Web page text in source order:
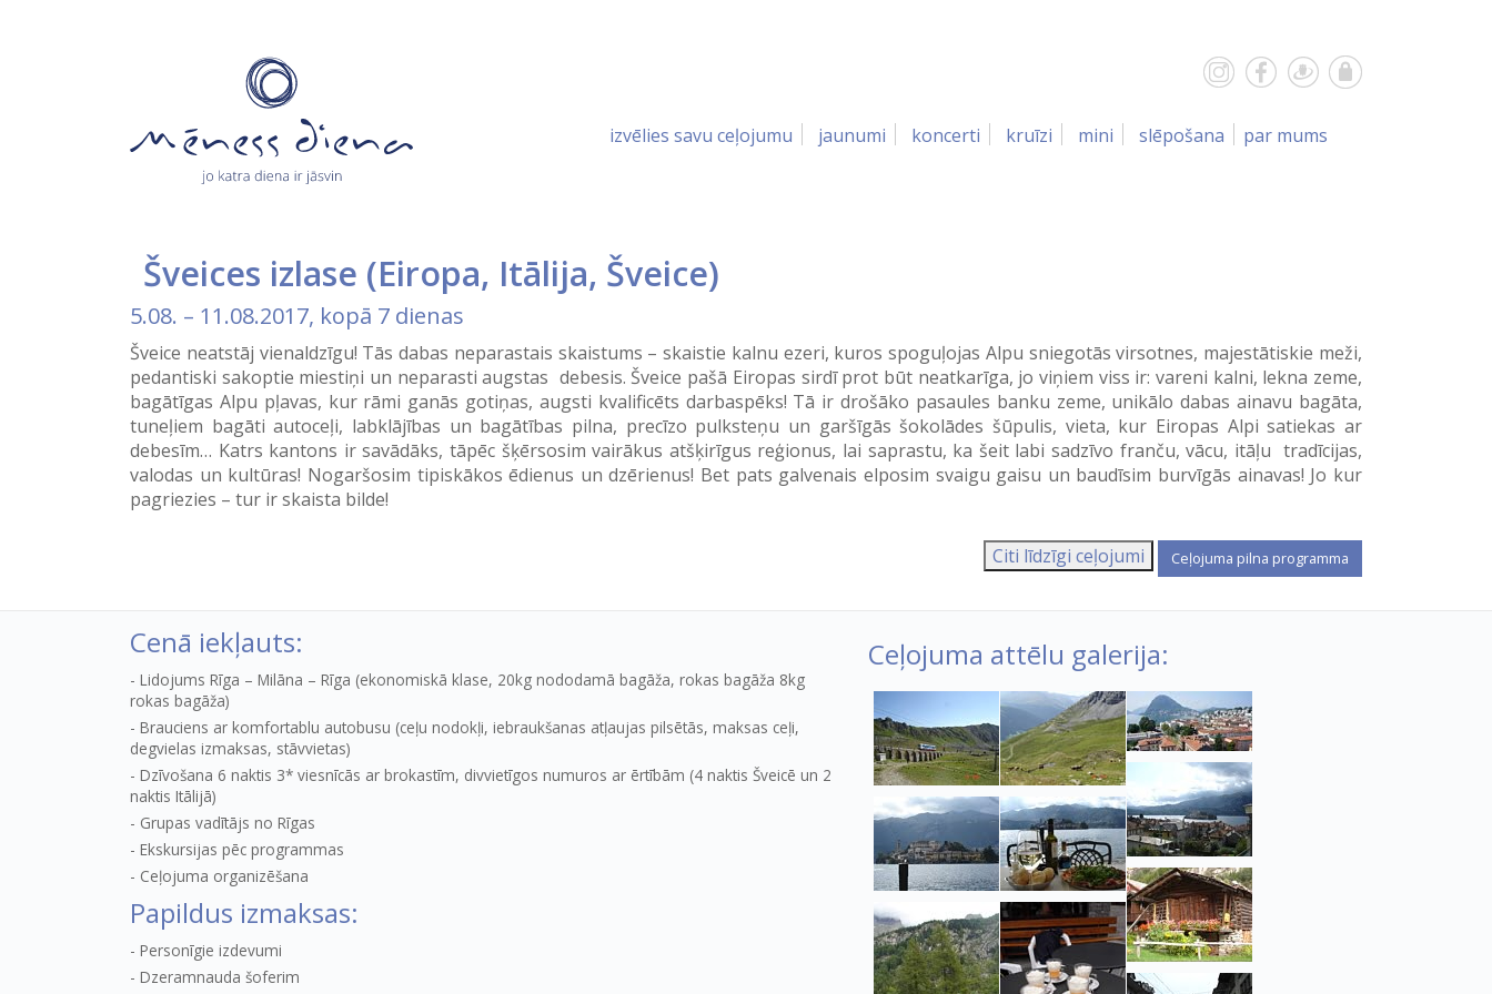
izvēlies savu ceļojumu jaunumi koncerti kruīzi mini slēpošana par mums
Šveices izlase (Eiropa, Itālija, Šveice)
5.08. – 11.08.2017, kopā 7 dienas
Šveice neatstāj vienaldzīgu! Tās dabas neparastais skaistums – skaistie kalnu ezeri, kuros spoguļojas Alpu sniegotās virsotnes, majestātiskie meži,
pedantiski sakoptie miestiņi un neparasti augstas debesis. Šveice pašā Eiropas sirdī prot būt neatkarīga, jo viņiem viss ir: vareni kalni, lekna zeme,
bagātīgas Alpu pļavas, kur rāmi ganās gotiņas, augsti kvalificēts darbaspēks! Tā ir drošāko pasaules banku zeme, unikālo dabas ainavu bagāta,
tuneļiem bagāti autoceļi, labklājības un bagātības pilna, precīzo pulksteņu un garšīgās šokolādes šūpulis, vieta, kur Eiropas Alpi satiekas ar
debesīm… Katrs kantons ir savādāks, tāpēc šķērsosim vairākus atšķirīgus reģionus, lai saprastu, ka šeit labi sadzīvo franču, vācu, itāļu tradīcijas,
valodas un kultūras! Nogaršosim tipiskākos ēdienus un dzērienus! Bet pats galvenais elposim svaigu gaisu un baudīsim burvīgās ainavas! Jo kur
pagriezies – tur ir skaista bilde!
Citi līdzīgi ceļojumi
Cenā iekļauts:
Lidojums Rīga – Milāna – Rīga (ekonomiskā klase, 20kg nododamā bagāža, rokas bagāža 8kg
rokas bagāža)
Brauciens ar komfortablu autobusu (ceļu nodokļi, iebraukšanas atļaujas pilsētās, maksas ceļi,
degvielas izmaksas, stāvvietas)
Dzīvošana 6 naktis 3* viesnīcās ar brokastīm, divvietīgos numuros ar ērtībām (4 naktis Šveicē un 2
naktis Itālijā)
Grupas vadītājs no Rīgas
Ekskursijas pēc programmas
Ceļojuma organizēšana
Papildus izmaksas:
Personīgie izdevumi
Dzeramnauda šoferim
Ceļojuma attēlu galerija: